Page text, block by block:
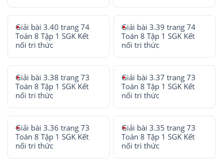
Giải bài 3.40 trang 74
Toán 8 Tập 1 SGK Kết
nối tri thức
Giải bài 3.39 trang 74
Toán 8 Tập 1 SGK Kết
nối tri thức
Giải bài 3.38 trang 73
Toán 8 Tập 1 SGK Kết
nối tri thức
Giải bài 3.37 trang 73
Toán 8 Tập 1 SGK Kết
nối tri thức
Giải bài 3.36 trang 73
Toán 8 Tập 1 SGK Kết
nối tri thức
Giải bài 3.35 trang 73
Toán 8 Tập 1 SGK Kết
nối tri thức